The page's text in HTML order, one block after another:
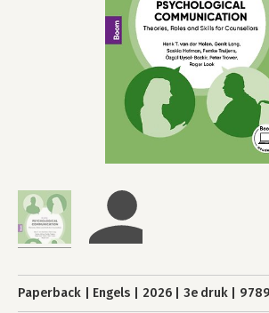
Paperback Engels 2026 3e druk